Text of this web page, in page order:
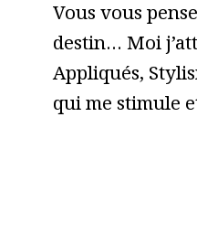
Vous vous
destin… Moi
Appliqués,
qui me stimule